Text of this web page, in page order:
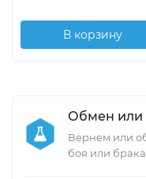
В корзину
Обмен или
Вернем или
боя или брака